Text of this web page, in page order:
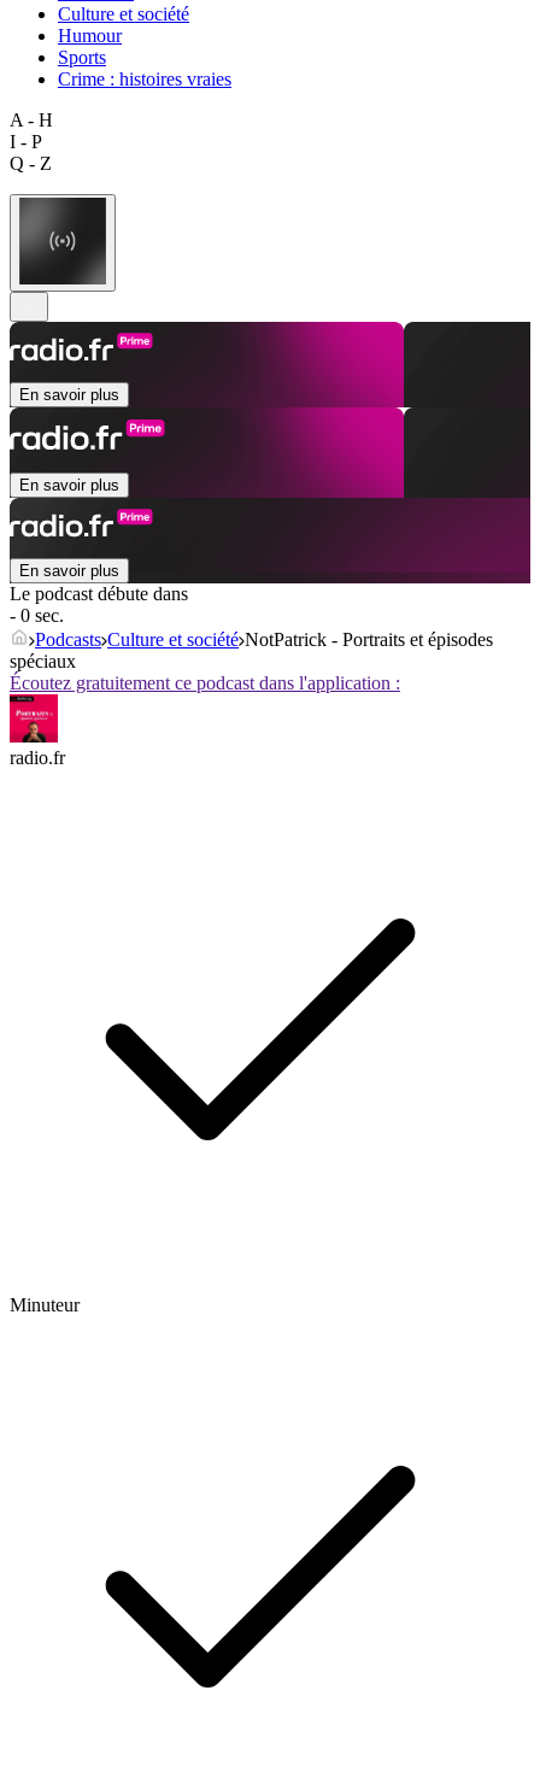
Culture et société
Humour
Sports
Crime : histoires vraies
A - H
I - P
Q - Z
En savoir plus
En savoir plus
En savoir plus
Le podcast débute dans
- 0 sec.
Podcasts Culture et société NotPatrick - Portraits et épisodes
spéciaux
Écoutez gratuitement ce podcast dans l'application :
radio.fr
Minuteur